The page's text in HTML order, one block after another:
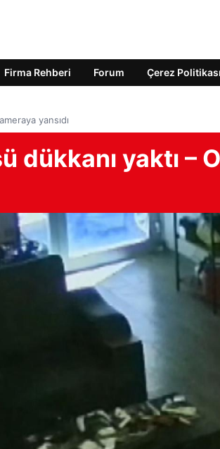
Firma Rehberi Forum Çerez Politikası
yansıdı
dükkanı yaktı – O